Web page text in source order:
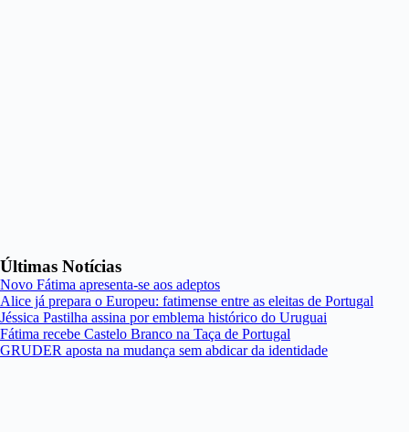
Últimas Notícias
Novo Fátima apresenta-se aos adeptos
Alice já prepara o Europeu: fatimense entre as eleitas de Portugal
Jéssica Pastilha assina por emblema histórico do Uruguai
Fátima recebe Castelo Branco na Taça de Portugal
GRUDER aposta na mudança sem abdicar da identidade